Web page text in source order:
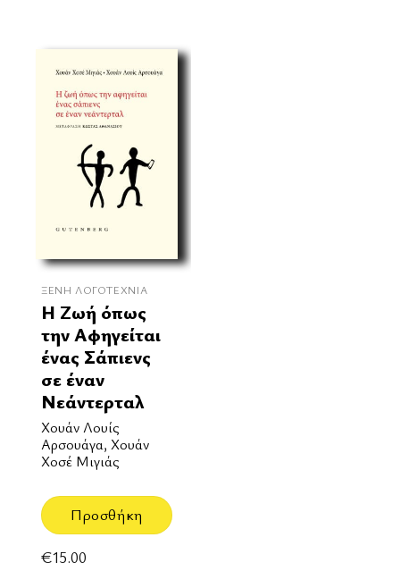
ΞΈΝΗ ΛΟΓΟΤΕΧΝΊΑ
Η Ζωή όπως
την Αφηγείται
ένας Σάπιενς
σε έναν
Νεάντερταλ
Χουάν Λουίς
Αρσουάγα, Χουάν
Χοσέ Μιγιάς
Προσθήκη
€15.00